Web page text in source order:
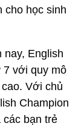
cho học sinh
nay, English
7 với quy mô
Với chủ
Champion
bạn trẻ